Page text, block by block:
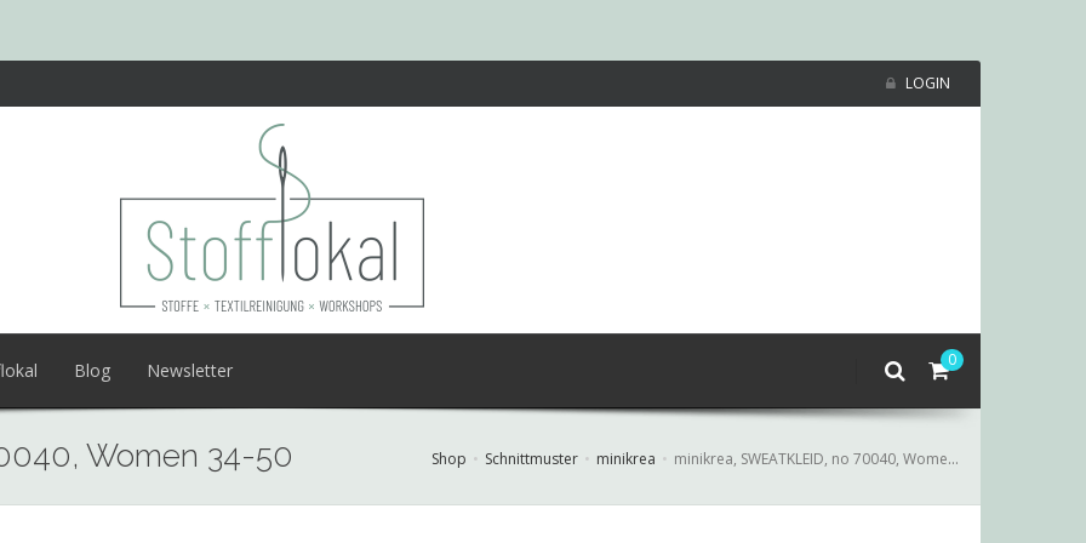
LOGIN
0
Blog Newsletter
Women 34-50 Shop Schnittmuster minikrea minikrea, SWEATKLEID, no 70040, Women 34-50